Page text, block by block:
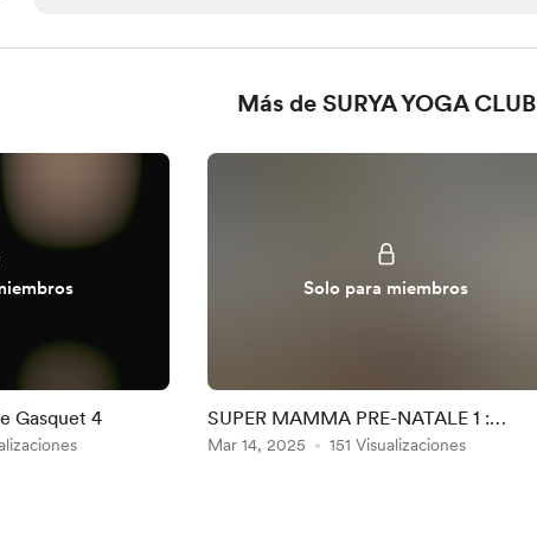
Más de SURYA YOGA CLUB
Gasquet 4
Solo para miembros
SUPER MAMMA PRE-NATALE 1 :
Abdominaux et plancher pelvien
Mar 14, 2025 151 Visualizaciones